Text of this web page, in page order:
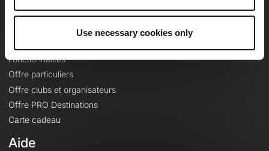
Use necessary cookies only
Fonctionnalités
Offre particuliers
Offre clubs et organisateurs
Offre PRO Destinations
Carte cadeau
Aide